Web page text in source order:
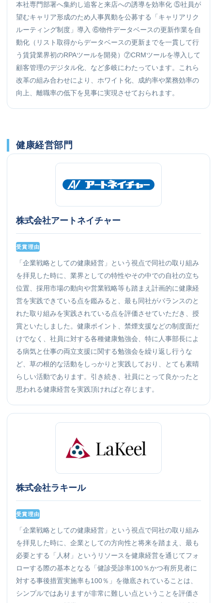
本社専門部署へ集約し追客と来店への誘導を効率化 ⑤社員が
望むキャリア形成のため人事異動を公募する「キャリアリク
ルーティング制度」導入 ⑥物件データベースの更新作業を自
動化（リスト取得からデータベースの更新までを一貫して行
う賃貸業界初のRPAツールを開発）⑦CRMツールを導入して
顧客管理のデジタル化、など多岐にわたっています。これら
改革の組み合わせにより、ホワイト化、成約率や業務効率の
向上、離職率の低下を見事に実現させておられます。
健康経営部門
株式会社アートネイチャー
受賞理由
「企業戦略としての健康経営」という視点で同社の取り組み
を拝見した時に、業界としての特性やその中での自社の立ち
位置、採用市場の動向や営業戦略等も踏まえ計画的に健康経
営を実践できている点を鑑みると、最も同社がバランスのと
れた取り組みを実践されている点を評価させていただき、授
賞といたしました。健康ポイント、禁煙支援などの制度面だ
けでなく、社員に対する各種健康勉強会、特に人事部長によ
る病気と仕事の両立支援に関する勉強会を繰り返し行うな
ど、草の根的な活動をしっかりと実践しており、とても素晴
らしい活動であります。引き続き、社員にとって良かったと
思われる健康経営を実践頂ければと存じます。
株式会社ラキール
受賞理由
「企業戦略としての健康経営」という視点で同社の取り組み
を拝見した時に、企業としての方向性と将来を踏まえ、最も
必要とする「人材」というリソースを健康経営を通じてフォ
ローする際の基本となる「健診受診率100％かつ有所見者に
対する事後措置実施率も100％」を徹底されていることは、
シンプルではありますが非常に難しい点ということを評価さ